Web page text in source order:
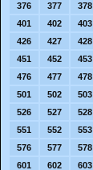
376
377 378
401
402 403
426
427 428
451
452 453
476
477 478
501
502 503
526
527 528
551
552 553
576
577 578
601
602 603